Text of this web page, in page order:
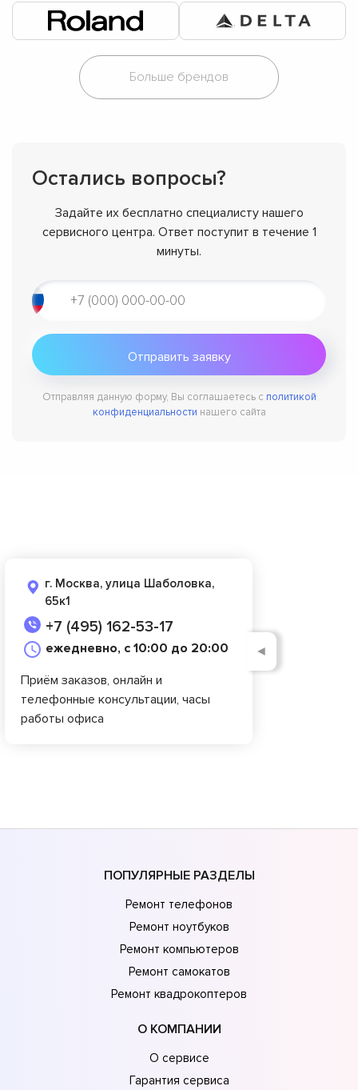
Больше брендов
Остались вопросы?
Задайте их бесплатно специалисту нашего
сервисного центра. Ответ поступит в течение 1
минуты.
Отправляя данную форму, Вы соглашаетесь с политикой
конфиденциальности нашего сайта
г. Москва, улица Шаболовка,
65к1
+7 (495) 162-53-17
ежедневно, с 10:00 до 20:00
Приём заказов, онлайн и
телефонные консультации, часы
работы офиса
◄
ПОПУЛЯРНЫЕ РАЗДЕЛЫ
Ремонт телефонов
Ремонт ноутбуков
Ремонт компьютеров
Ремонт самокатов
Ремонт квадрокоптеров
О КОМПАНИИ
О сервисе
Гарантия сервиса